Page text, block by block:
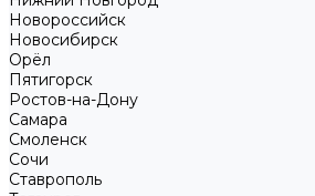
Новороссийск
Новосибирск
Орёл
Пятигорск
Ростов-на-Дону
Самара
Смоленск
Сочи
Ставрополь